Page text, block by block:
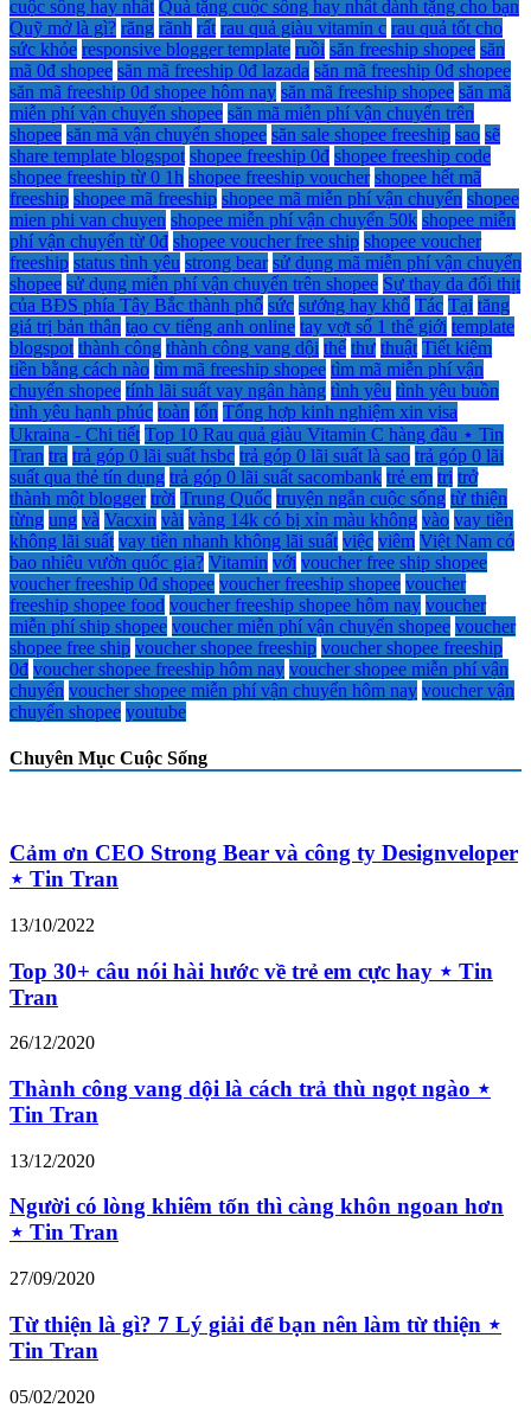
cuộc sống hay nhất Quà tặng cuộc sống hay nhất dành tặng cho bạn
Quỹ mở là gì? răng rãnh rất rau quả giàu vitamin c rau quả tốt cho
sức khỏe responsive blogger template ruồi săn freeship shopee săn
mã 0đ shopee săn mã freeship 0đ lazada săn mã freeship 0đ shopee
săn mã freeship 0đ shopee hôm nay săn mã freeship shopee săn mã
miễn phí vận chuyển shopee săn mã miễn phí vận chuyển trên
shopee săn mã vận chuyển shopee săn sale shopee freeship sao sẽ
share template blogspot shopee freeship 0đ shopee freeship code
shopee freeship từ 0 1h shopee freeship voucher shopee hết mã
freeship shopee mã freeship shopee mã miễn phí vận chuyển shopee
mien phi van chuyen shopee miễn phí vận chuyển 50k shopee miễn
phí vận chuyển từ 0đ shopee voucher free ship shopee voucher
freeship status tình yêu strong bear sử dụng mã miễn phí vận chuyển
shopee sử dụng miễn phí vận chuyển trên shopee Sự thay da đổi thịt
của BĐS phía Tây Bắc thành phố sức sướng hay khổ Tác Tại tăng
giá trị bản thân tạo cv tiếng anh online tay vợt số 1 thế giới template
blogspot thành công thành công vang dội thế thư thuật Tiết kiệm
tiền bằng cách nào tìm mã freeship shopee tìm mã miễn phí vận
chuyển shopee tính lãi suất vay ngân hàng tình yêu tình yêu buồn
tình yêu hạnh phúc toàn tổn Tổng hợp kinh nghiệm xin visa
Ukraina - Chi tiết Top 10 Rau quả giàu Vitamin C hàng đầu ⋆ Tin
Tran tra trả góp 0 lãi suất hsbc trả góp 0 lãi suất là sao trả góp 0 lãi
suất qua thẻ tín dụng trả góp 0 lãi suất sacombank trẻ em trị trở
thành một blogger trời Trung Quốc truyện ngắn cuộc sống từ thiện
từng ung và Vacxin vài vàng 14k có bị xỉn màu không vào vay tiền
không lãi suất vay tiền nhanh không lãi suất việc viêm Việt Nam có
bao nhiêu vườn quốc gia? Vitamin với voucher free ship shopee
voucher freeship 0đ shopee voucher freeship shopee voucher
freeship shopee food voucher freeship shopee hôm nay voucher
miễn phí ship shopee voucher miễn phí vận chuyển shopee voucher
shopee free ship voucher shopee freeship voucher shopee freeship
0đ voucher shopee freeship hôm nay voucher shopee miễn phí vận
chuyển voucher shopee miễn phí vận chuyển hôm nay voucher vận
chuyển shopee youtube
Chuyên Mục Cuộc Sống
Cảm ơn CEO Strong Bear và công ty Designveloper
⋆ Tin Tran
13/10/2022
Top 30+ câu nói hài hước về trẻ em cực hay ⋆ Tin
Tran
26/12/2020
Thành công vang dội là cách trả thù ngọt ngào ⋆
Tin Tran
13/12/2020
Người có lòng khiêm tốn thì càng khôn ngoan hơn
⋆ Tin Tran
27/09/2020
Từ thiện là gì? 7 Lý giải để bạn nên làm từ thiện ⋆
Tin Tran
05/02/2020